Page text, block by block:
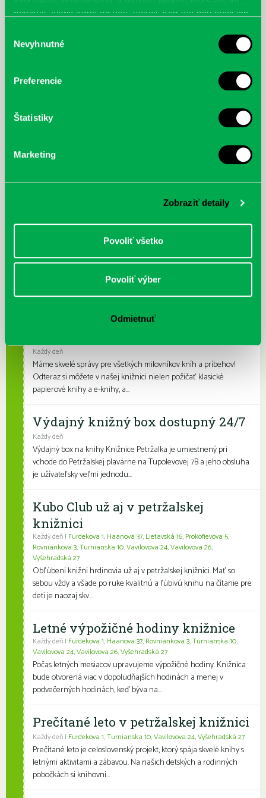
poskytli, alebo ktoré od vás získali, keď ste používali ich
súhlasu
Nevyhnutné
Preferencie
Štatistiky
Marketing
Zobraziť detaily
Povoliť všetko
Povoliť výber
Odmietnuť
Najbližšie podujatia
Čítame ušami. Audioknihy v
Každý deň
Máme skvelé správy pre všetkých milovníkov kníh a príbehov!
Odteraz si môžete v našej knižnici nielen požičať klasické
papierové knihy a e-knihy, a...
Výdajný knižný box dostupný 24/7
Každý deň
Výdajný box na knihy Knižnice Petržalka je umiestnený pri
vchode do Petržalskej plavárne na Tupolevovej 7B a jeho obsluha
je užívateľsky veľmi jednodu...
Kubo Club už aj v petržalskej
knižnici
Každý deň | Furdekova 1, Haanova 37, Lietavská 16, Prokofievova 5,
Rovniankova 3,Turnianska 10,Vavilovova 24,Vavilovova 26,
Vyšehradská 27
Obľúbení knižní hrdinovia už aj v petržalskej knižnici. Mať so
sebou vždy a všade po ruke kvalitnú a ľúbivú knihu na čítanie pre
deti je naozaj skv...
Letné výpožičné hodiny knižnice
Každý deň | Furdekova 1, Haanova 37, Rovniankova 3,Turnianska 10,
Vavilovova 24,Vavilovova 26,Vyšehradská 27
Počas letných mesiacov upravujeme výpožičné hodiny. Knižnica
bude otvorená viac v dopoludňajších hodinách a menej v
podvečerných hodinách, keď býva na...
Prečítané leto v petržalskej knižnici
Každý deň | Furdekova 1,Turnianska 10,Vavilovova 24,Vyšehradská 27
Prečítané leto je celoslovenský projekt, ktorý spája skvelé knihy s
letnými aktivitami a zábavou. Na našich detských a rodinných
pobočkách si knihovní...